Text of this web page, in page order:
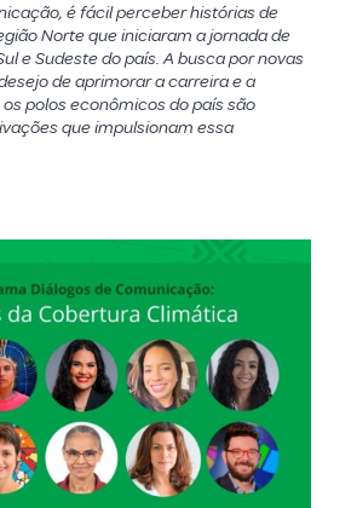
é fácil perceber histórias de
Norte que iniciaram a jornada de
e Sudeste do país. A busca por novas
de aprimorar a carreira e a
polos econômicos do país são
que impulsionam essa